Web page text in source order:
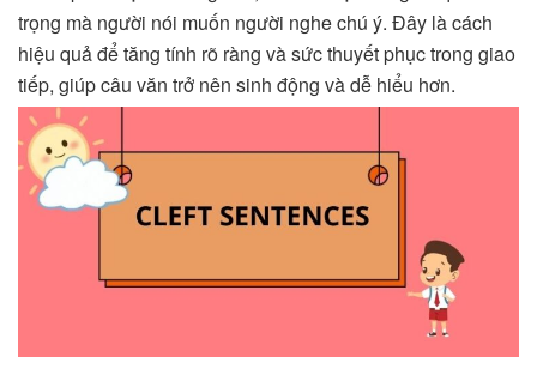
trọng mà người nói muốn người nghe chú ý. Đây là cách
hiệu quả để tăng tính rõ ràng và sức thuyết phục trong giao
tiếp, giúp câu văn trở nên sinh động và dễ hiểu hơn.